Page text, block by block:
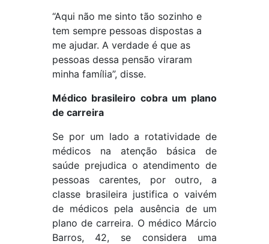
“Aqui não me sinto tão sozinho e
tem sempre pessoas dispostas a
me ajudar. A verdade é que as
pessoas dessa pensão viraram
minha família”, disse.
Médico brasileiro cobra um plano
de carreira
Se por um lado a rotatividade de
médicos na atenção básica de
saúde prejudica o atendimento de
pessoas carentes, por outro, a
classe brasileira justifica o vaivém
de médicos pela ausência de um
plano de carreira. O médico Márcio
Barros, 42, se considera uma